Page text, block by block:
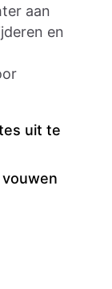
aan
en
uit te